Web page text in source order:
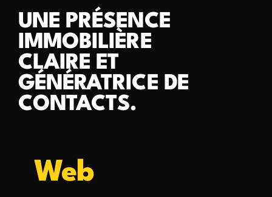
UNE PRÉSENCE
IMMOBILIÈRE
CLAIRE ET
GÉNÉRATRICE DE
CONTACTS.
Web